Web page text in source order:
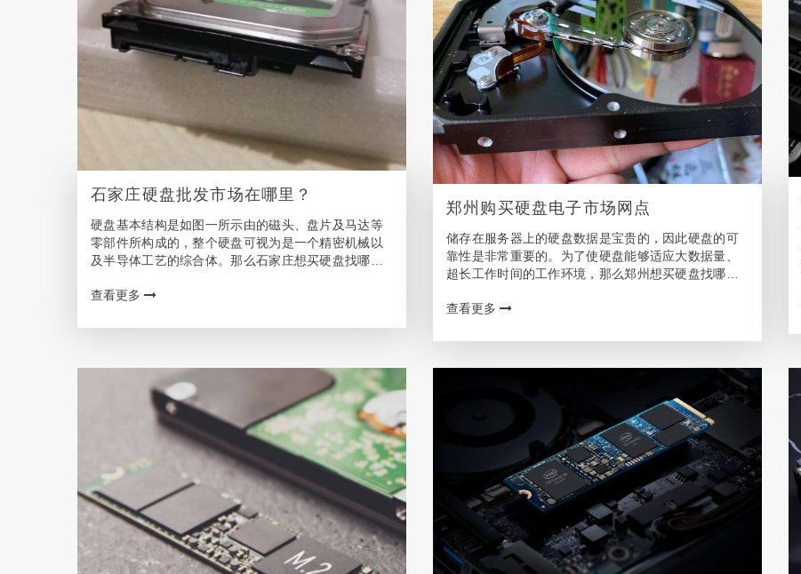
石家庄硬盘批发市场在哪里？
硬盘基本结构是如图一所示由的磁头、盘片及马达等
零部件所构成的，整个硬盘可视为是一个精密机械以
及半导体工艺的综合体。那么石家庄想买硬盘找哪个
渠道 数据仍在无限增长，而如同计算领域的摩尔定律
查看更多
郑州购买硬盘电子市场网点
储存在服务器上的硬盘数据是宝贵的，因此硬盘的可
靠性是非常重要的。为了使硬盘能够适应大数据量、
超长工作时间的工作环境，那么郑州想买硬盘找哪个
道 固态硬盘本身并不算十分精密的电脑配件，但它也
查看更多